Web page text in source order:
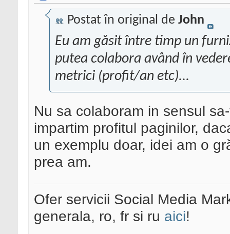
Postat în original de John
Eu am găsit între timp un
putea colabora având în
metrici (profit/an etc)...
Nu sa colaboram in sensul
impartim profitul paginilor,
un exemplu doar, idei am o
prea am.
Ofer servicii Social Media
generala, ro, fr si ru aici!